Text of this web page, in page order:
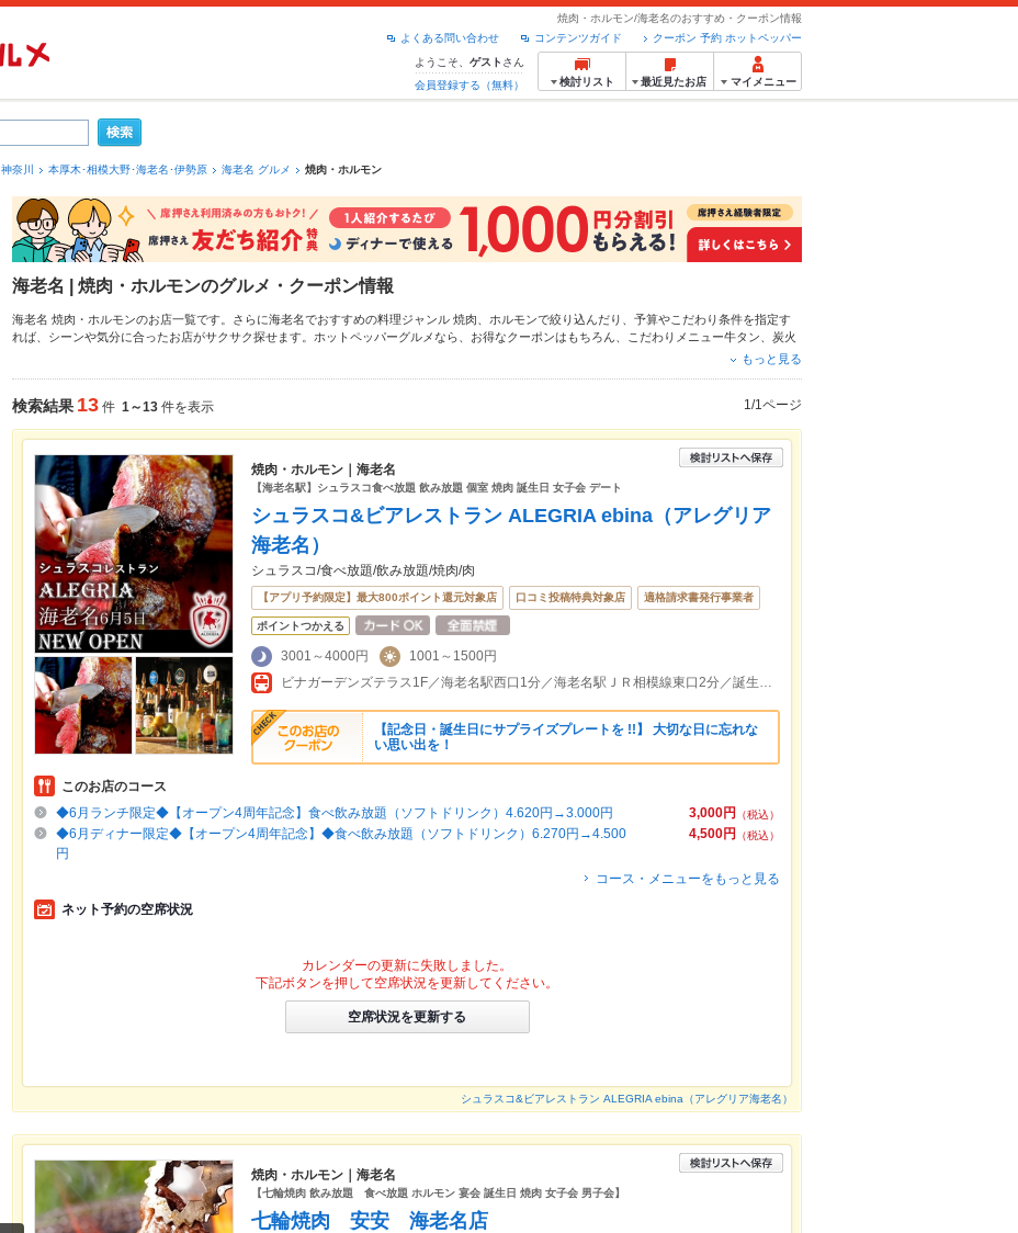
焼肉・ホルモン/海老名のおすすめ・クーポン情報
クーポン 予約 ホットペッパー
コンテンツガイド
よくある問い合わせ
ようこそ、 ゲスト さん
会員登録する（無料）
検討リスト 最近見たお店 マイメニュー
神奈川 本厚木･相模大野･海老名･伊勢原 海老名 グルメ 焼肉・ホルモン
海老名 | 焼肉・ホルモンのグルメ・クーポン情報
海老名 焼肉・ホルモンのお店一覧です。さらに海老名でおすすめの料理ジャンル 焼肉 ホルモンで絞り込んだり、予算やこだわり条件を指定す
れば、シーンや気分に合ったお店がサクサク探せます。ホットペッパーグルメなら、お得なクーポンはもちろん、こだわりメニュー牛タン
炭火
や季節のおすすめ料理など、お店の最新情報をご紹介しているので安心！24時間使える簡単便利なネット予約が使えるお店も拡大中です。友達
もっと見る
検索結果 13 件 1～13 件を表示 1/1ページ
焼肉・ホルモン｜海老名
【海老名駅】シュラスコ食べ放題 飲み放題 個室 焼肉 誕生日 女子会 デート
シュラスコ&ビアレストラン ALEGRIA ebina（アレグリア
海老名）
シュラスコ/食べ放題/飲み放題/焼肉/肉
【アプリ予約限定】最大800ポイント還元対象店 口コミ投稿特典対象店 適格請求書発行事業者
ポイントつかえる
3001～4000円
1001～1500円
ビナガーデンズテラス1F／海老名駅西口1分／海老名駅ＪＲ相模線東口2分／誕生日・記念日サービス
【記念日・誕生日にサプライズプレートを !!】 大切な日に忘れな
い思い出を！
このお店のコース
3,000円
（税込）
◆6月ランチ限定◆【オープン4周年記念】食べ飲み放題（ソフトドリンク）4.620円→3.000円
4,500円
（税込）
◆6月ディナー限定◆【オープン4周年記念】◆食べ飲み放題（ソフトドリンク）6.270円→4.500
円
コース・メニューをもっと見る
ネット予約の空席状況
カレンダーの更新に失敗しました。
下記ボタンを押して空席状況を更新してください。
空席状況を更新する
シュラスコ&ビアレストラン ALEGRIA ebina（アレグリア海老名）
焼肉・ホルモン｜海老名
【七輪焼肉 飲み放題 食べ放題 ホルモン 宴会 誕生日 焼肉 女子会 男子会】
七輪焼肉 安安 海老名店